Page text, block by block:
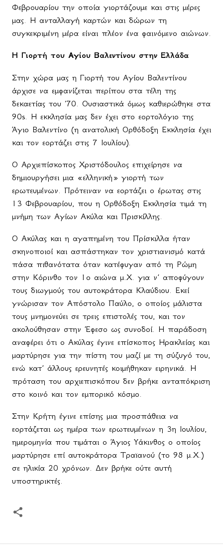
Φεβρουαρίου την οποία γιορτάζουμε και στις μέρες
μας. Η ανταλλαγή καρτών και δώρων τη
συγκεκριμένη μέρα είναι πλέον ένα φαινόμενο αιώνων.
Η Γιορτή του Αγίου Βαλεντίνου στην Ελλάδα
Στην χώρα μας η Γιορτή του Αγίου Βαλεντίνου
άρχισε να εμφανίζεται περίπου στα τέλη της
δεκαετίας του '70. Ουσιαστικά όμως καθιερώθηκε στα
90s. Η εκκλησία μας δεν έχει στο εορτολόγιο της
Άγιο Βαλεντίνο (η ανατολική Ορθόδοξη Εκκλησία έχει
και τον εορτάζει στις 7 Ιουλίου).
Ο Αρχιεπίσκοπος Χριστόδουλος επιχείρησε να
δημιουργήσει μια «ελληνική» γιορτή των
ερωτευμένων. Πρότειναν να εορτάζει ο έρωτας στις
13 Φεβρουαρίου, που η Ορθόδοξη Εκκλησία τιμά τη
μνήμη των Αγίων Ακύλα και Πρισκίλλης.
Ο Ακύλας και η αγαπημένη του Πρίσκιλλα ήταν
σκηνοποιοί και ασπάστηκαν τον χριστιανισμό κατά
πάσα πιθανότατα όταν κατέφυγαν από τη Ρώμη
στην Κόρινθο τον 1ο αιώνα μ.Χ. για ν’ αποφύγουν
τους διωγμούς του αυτοκράτορα Κλαύδιου. Εκεί
γνώρισαν τον Απόστολο Παύλο, ο οποίος μάλιστα
τους μνημονεύει σε τρεις επιστολές του, και τον
ακολούθησαν στην Έφεσο ως συνοδοί. Η παράδοση
αναφέρει ότι ο Ακύλας έγινε επίσκοπος Ηρακλείας και
μαρτύρησε για την πίστη του μαζί με τη σύζυγό του,
ενώ κατ’ άλλους ερευνητές κοιμήθηκαν ειρηνικά. Η
πρόταση του αρχιεπισκόπου δεν βρήκε ανταπόκριση
στο κοινό και τον εμπορικό κόσμο.
Στην Κρήτη έγινε επίσης μια προσπάθεια να
εορτάζεται ως ημέρα των ερωτευμένων η 3η Ιουλίου,
ημερομηνία που τιμάται ο Άγιος Υάκινθος ο οποίος
μαρτύρησε επί αυτοκράτορα Τραϊανού (το 98 μ.Χ.)
σε ηλικία 20 χρόνων. Δεν βρήκε ούτε αυτή
υποστηρικτές.